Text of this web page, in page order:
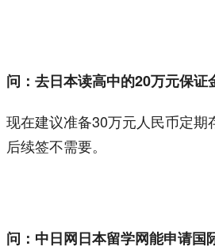
问：去日本读高中的20万元保证
现在建议准备30万元人民币定
后续签不需要。
问：中日网日本留学网能申请国